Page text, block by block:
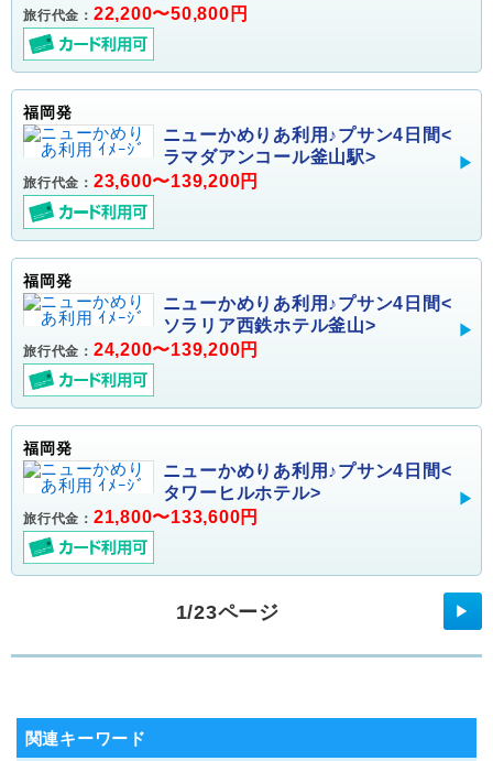
旅行代金： 22,200〜50,800円
福岡発
ニューかめりあ利用♪プサン4日間<
ラマダアンコール釜山駅>
旅行代金： 23,600〜139,200円
福岡発
ニューかめりあ利用♪プサン4日間<
ソラリア西鉄ホテル釜山>
旅行代金： 24,200〜139,200円
福岡発
ニューかめりあ利用♪プサン4日間<
タワーヒルホテル>
旅行代金： 21,800〜133,600円
1/23ページ ▶
関連キーワード